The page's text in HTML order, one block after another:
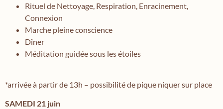
Rituel de Nettoyage, Respiration, Enracinement,
Connexion
Marche pleine conscience
Dîner
Méditation guidée sous les étoiles
*arrivée à partir de 13h – possibilité de pique niquer sur place
SAMEDI 21 juin